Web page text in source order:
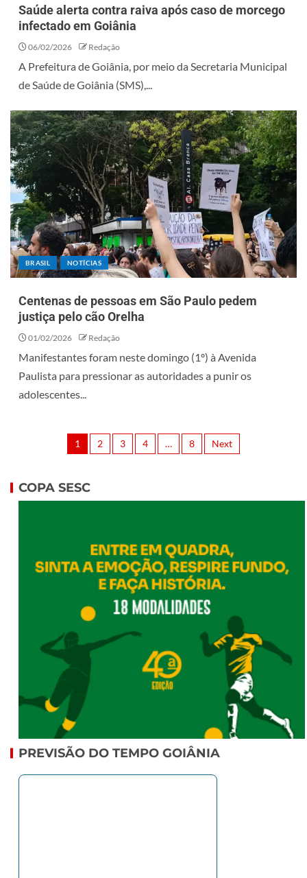
Saúde alerta contra raiva após caso de morcego
infectado em Goiânia
06/02/2026 Redação
A Prefeitura de Goiânia, por meio da Secretaria Municipal
de Saúde de Goiânia (SMS),...
BRASIL NOTÍCIAS
Centenas de pessoas em São Paulo pedem
justiça pelo cão Orelha
01/02/2026 Redação
Manifestantes foram neste domingo (1º) à Avenida
Paulista para pressionar as autoridades a punir os
adolescentes...
1 2 3 4 … 8 Next
COPA SESC
PREVISÃO DO TEMPO GOIÂNIA